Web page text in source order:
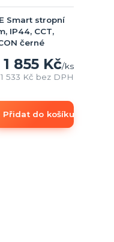
Smart stropní
IP44, CCT,
černé
1 855 Kč/ks
1 533 Kč bez DPH
Přidat do košíku